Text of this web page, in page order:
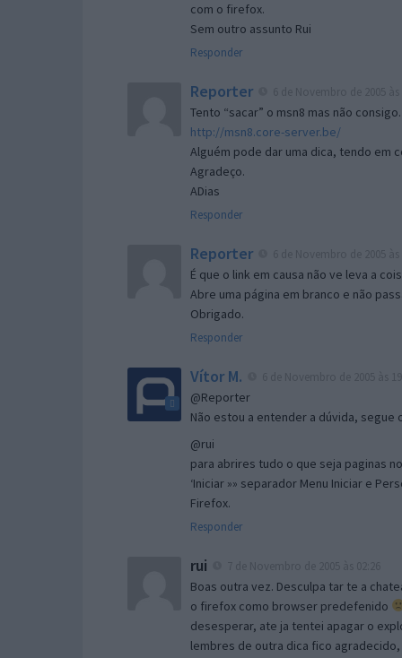
com o firefox.
Sem outro assunto Rui
Responder
Reporter
Tento “sacar” o msn8 mas não
http://msn8.core-server.be/
Alguém pode dar uma dica, tendo em
Agradeço.
ADias
Responder
Reporter
É que o link em causa não ve leva a
Abre uma página em branco e não
Obrigado.
Responder
Vítor M.
@Reporter
Não estou a entender a dúvida,
@rui
para abrires tudo o que seja paginas
‘Iniciar »» separador Menu Iniciar e
Firefox.
Responder
rui
Boas outra vez. Desculpa tar te a
o firefox como browser predefenido
desesperar, ate ja tentei apagar o
lembres de outra dica fico